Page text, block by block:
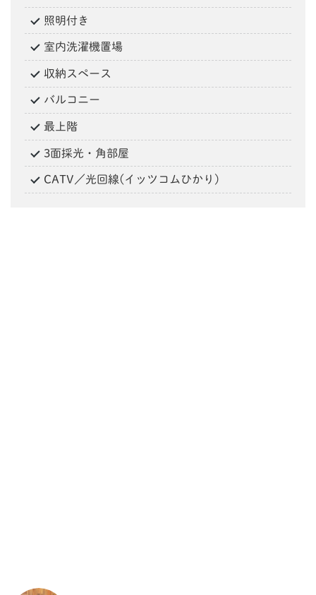
照明付き
室内洗濯機置場
収納スペース
バルコニー
最上階
3面採光・角部屋
CATV／光回線(イッツコムひかり)